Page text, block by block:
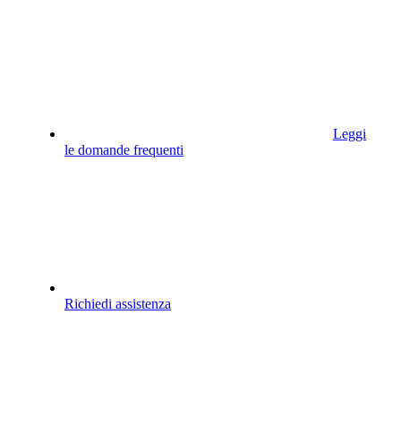
Leggi
le domande frequenti
Richiedi assistenza